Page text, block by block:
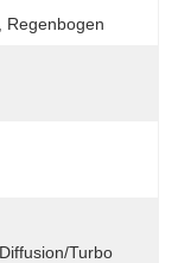
Regenbogen
Turbo